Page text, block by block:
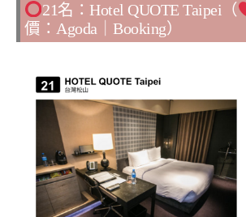
21名：Hotel QUOTE Taipei（
價： Agoda Booking）